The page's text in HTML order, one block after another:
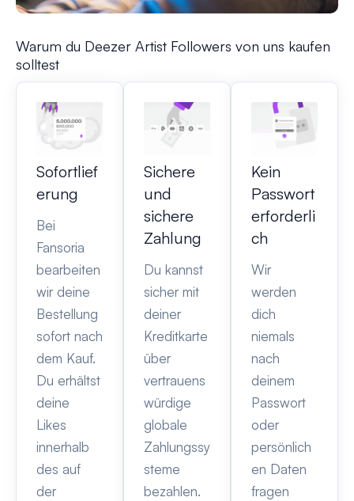
Warum du Deezer Artist Followers von uns kaufen
solltest
Sofortlief
erung
Bei
Fansoria
bearbeiten
wir deine
Bestellung
sofort nach
dem Kauf.
Du erhältst
deine
Likes
innerhalb
des auf
der
Sichere
und
sichere
Zahlung
Du kannst
sicher mit
deiner
Kreditkarte
über
vertrauens
würdige
globale
Zahlungssy
steme
bezahlen.
Kein
Passwort
erforderli
ch
Wir
werden
dich
niemals
nach
deinem
Passwort
oder
persönlich
en Daten
fragen